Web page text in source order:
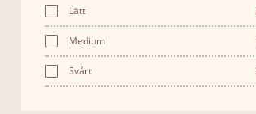
Lätt
Medium
Svårt